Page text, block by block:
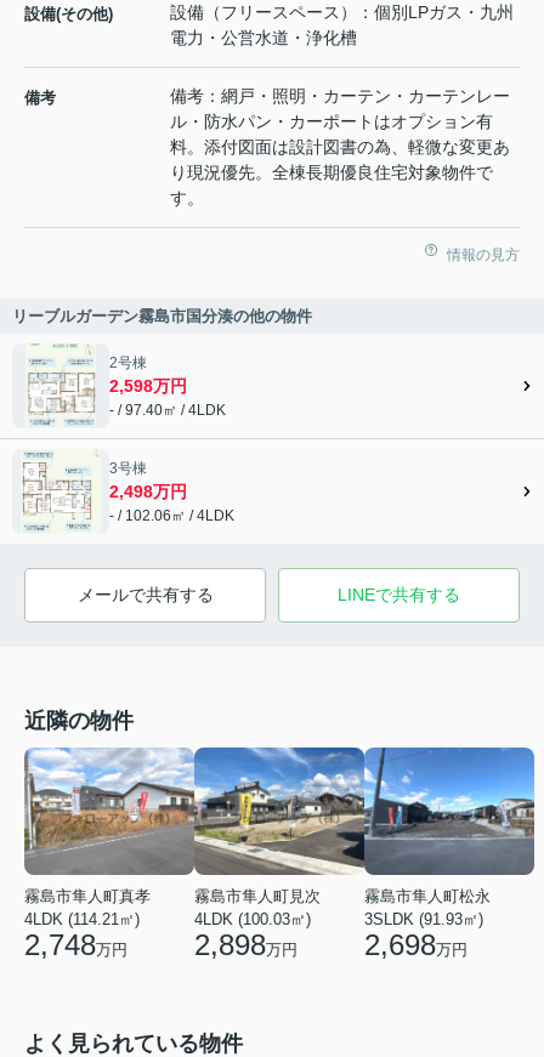
設備(その他)
設備（フリースペース）：個別LPガス・九州
電力・公営水道・浄化槽
備考
備考：網戸・照明・カーテン・カーテンレー
ル・防水パン・カーポートはオプション有
料。添付図面は設計図書の為、軽微な変更あ
り現況優先。全棟長期優良住宅対象物件で
す。
情報の見方
リーブルガーデン霧島市国分湊の他の物件
2号棟
2,598万円
- / 97.40㎡ / 4LDK
3号棟
2,498万円
- / 102.06㎡ / 4LDK
メールで共有する LINEで共有する
近隣の物件
霧島市隼人町真孝
4LDK (114.21㎡)
2,748万円
霧島市隼人町見次
4LDK (100.03㎡)
2,898万円
霧島市隼人町松永
3SLDK (91.93㎡)
2,698万円
よく見られている物件